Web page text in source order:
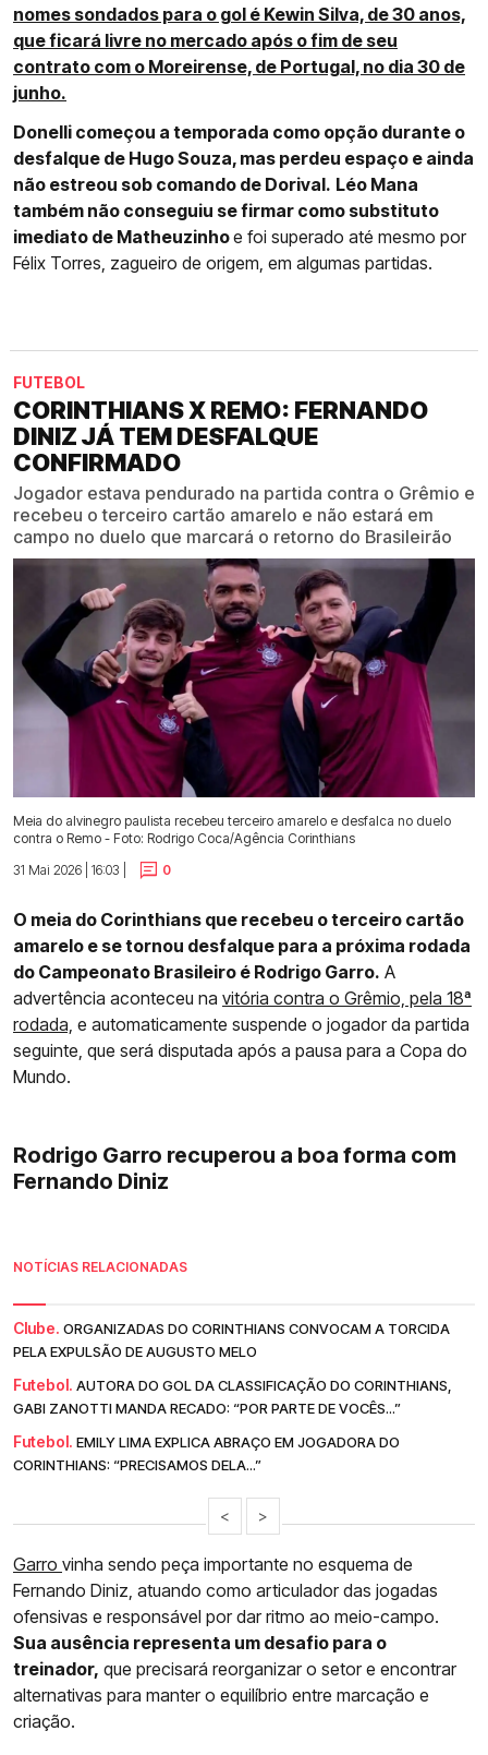
nomes sondados para o gol é Kewin Silva, de 30 anos,
que ficará livre no mercado após o fim de seu
contrato com o Moreirense, de Portugal, no dia 30 de
junho.
Donelli começou a temporada como opção durante o
desfalque de Hugo Souza, mas perdeu espaço e ainda
não estreou sob comando de Dorival. Léo Mana
também não conseguiu se firmar como substituto
imediato de Matheuzinhoe foi superado até mesmo por
Félix Torres, zagueiro de origem, em algumas partidas.
FUTEBOL
CORINTHIANS X REMO: FERNANDO
DINIZ JÁ TEM DESFALQUE
CONFIRMADO
Jogador estava pendurado na partida contra o Grêmio e
recebeu o terceiro cartão amarelo e não estará em
campo no duelo que marcará o retorno do Brasileirão
Meia do alvinegro paulista recebeu terceiro amarelo e desfalca no duelo
contra o Remo - Foto: Rodrigo Coca/Agência Corinthians
31 Mai 2026 | 16:03 |
0
O meia do Corinthians que recebeu o terceiro cartão
amarelo e se tornou desfalque para a próxima rodada
do Campeonato Brasileiro é Rodrigo Garro. A
advertência aconteceu na vitória contra o Grêmio, pela 18ª
rodada, e automaticamente suspende o jogador da partida
seguinte, que será disputada após a pausa para a Copa do
Mundo.
Rodrigo Garro recuperou a boa forma com
Fernando Diniz
NOTÍCIAS RELACIONADAS
Clube. ORGANIZADAS DO CORINTHIANS CONVOCAM A TORCIDA
PELA EXPULSÃO DE AUGUSTO MELO
Futebol. AUTORA DO GOL DA CLASSIFICAÇÃO DO CORINTHIANS,
GABI ZANOTTI MANDA RECADO: “POR PARTE DE VOCÊS...”
Futebol. EMILY LIMA EXPLICA ABRAÇO EM JOGADORA DO
CORINTHIANS: “PRECISAMOS DELA...”
< >
Garro vinha sendo peça importante no esquema de
Fernando Diniz, atuando como articulador das jogadas
ofensivas e responsável por dar ritmo ao meio-campo.
Sua ausência representa um desafio para o
treinador, que precisará reorganizar o setor e encontrar
alternativas para manter o equilíbrio entre marcação e
criação.